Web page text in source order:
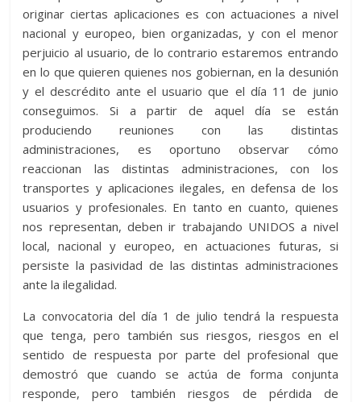
originar ciertas aplicaciones es con actuaciones a nivel
nacional y europeo, bien organizadas, y con el menor
perjuicio al usuario, de lo contrario estaremos entrando
en lo que quieren quienes nos gobiernan, en la desunión
y el descrédito ante el usuario que el día 11 de junio
conseguimos. Si a partir de aquel día se están
produciendo reuniones con las distintas
administraciones, es oportuno observar cómo
reaccionan las distintas administraciones, con los
transportes y aplicaciones ilegales, en defensa de los
usuarios y profesionales. En tanto en cuanto, quienes
nos representan, deben ir trabajando UNIDOS a nivel
local, nacional y europeo, en actuaciones futuras, si
persiste la pasividad de las distintas administraciones
ante la ilegalidad.
La convocatoria del día 1 de julio tendrá la respuesta
que tenga, pero también sus riesgos, riesgos en el
sentido de respuesta por parte del profesional que
demostró que cuando se actúa de forma conjunta
responde, pero también riesgos de pérdida de